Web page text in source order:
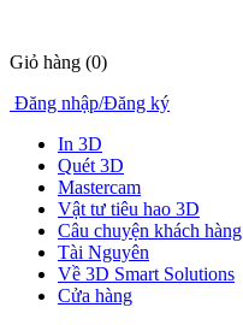
Giỏ hàng (0)
Đăng nhập/Đăng ký
In 3D
Quét 3D
Mastercam
Vật tư tiêu hao 3D
Câu chuyện khách hàng
Tài Nguyên
Về 3D Smart Solutions
Cửa hàng